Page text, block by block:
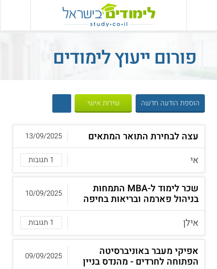
פורום ייעוץ לימודים
הוספת הודעה חדשה שירות אישי
עצה לבחירת התואר המתאים
אי
1 תגובות
13/09/2025
שכר לימוד ל-MBA התמחות
בניהול פארמה ובריאות בחיפה
אילן
1 תגובות
10/09/2025
אפיקי מעבר באוניברסיטה
הפתוחה לחרדים - מהנדס בניין
09/09/2025